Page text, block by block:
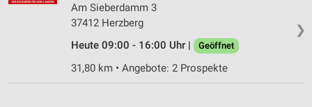
❯
Am Sieberdamm 3
37412 Herzberg
Heute 09:00 - 16:00 Uhr |
Geöffnet
31,80 km • Angebote: 2 Prospekte
Nicht-IAB-Verarbeitungszwecke:
Performance